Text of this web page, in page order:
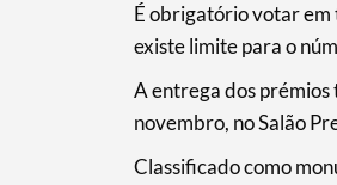
Filtros
É obrigatório votar em
existe limite para o
A entrega dos
novembro, no Salão
Classificado como